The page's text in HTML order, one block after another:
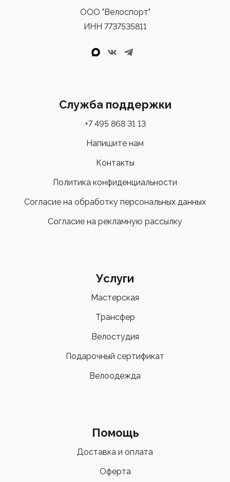
ООО "Велоспорт"
ИНН 7737535811
Служба поддержки
+7 495 868 31 13
Напишите нам
Контакты
Политика конфиденциальности
Согласие на обработку персональных данных
Согласие на рекламную рассылку
Услуги
Мастерская
Трансфер
Велостудия
Подарочный сертификат
Велоодежда
Помощь
Доставка и оплата
Оферта